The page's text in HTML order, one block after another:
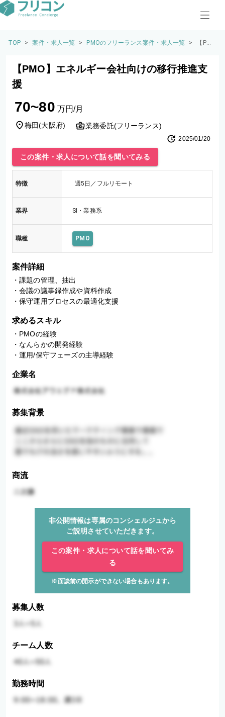
TOP > 案件・求人一覧 > PMOのフリーランス案件・求人一覧 >
【PM
ー会社
【PMO】エネルギー会社向けの移行推進支
援
70~80 万円/月
梅田(大阪府) 業務委託(フリーランス)
2025/01/20
この案件・求人について話を聞いてみる
特徴 週5日／フルリモート
業界 SI・業務系
職種 PMO
案件詳細
・課題の管理、抽出
・会議の議事録作成や資料作成
・保守運用プロセスの最適化支援
求めるスキル
・PMOの経験
・なんらかの開発経験
・運用/保守フェーズの主導経験
企業名
募集背景
商流
非公開情報は専属のコンシェルジュから
ご説明させていただきます。
この案件・求人について話を聞いてみ
る
※面談前の開示ができない場合もあります。
募集人数
チーム人数
勤務時間